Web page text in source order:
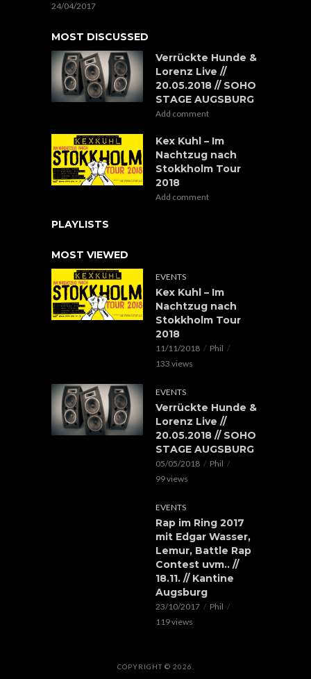
24/04/2017
MOST DISCUSSED
Verrückte Hunde &
Lorenz Live //
20.05.2018 // SOHO
STAGE AUGSBURG
Add comment
Kex Kuhl – Im
Nachtzug nach
Stokkholm Tour
2018
Add comment
PLAYLISTS
MOST VIEWED
EVENTS
Kex Kuhl – Im
Nachtzug nach
Stokkholm Tour
2018
11/11/2018
Phil
133 views
EVENTS
Verrückte Hunde &
Lorenz Live //
20.05.2018 // SOHO
STAGE AUGSBURG
05/05/2018
Phil
99 views
EVENTS
Rap im Ring 2017
mit Edgar Wasser,
Lemur, Battle Rap
Contest uvm.. //
18.11. // Kantine
Augsburg
23/10/2017
Phil
119 views
COPYRIGHT © 2026.